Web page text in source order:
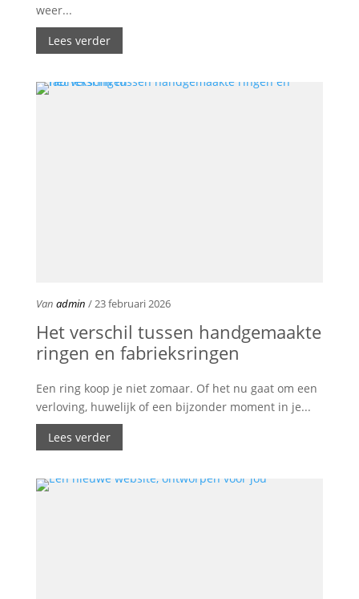
weer...
Lees verder
Van admin / 23 februari 2026
Het verschil tussen handgemaakte
ringen en fabrieksringen
Een ring koop je niet zomaar. Of het nu gaat om een
verloving, huwelijk of een bijzonder moment in je...
Lees verder